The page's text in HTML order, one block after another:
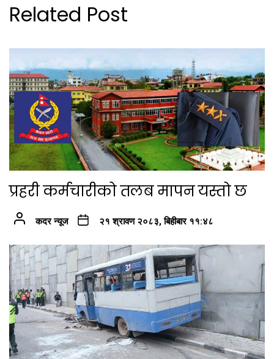
Related Post
प्रहरी कर्मचारीको तलब मापन यस्तो छ
कदर न्यूज २१ श्रावण २०८३, बिहीबार ११:४८